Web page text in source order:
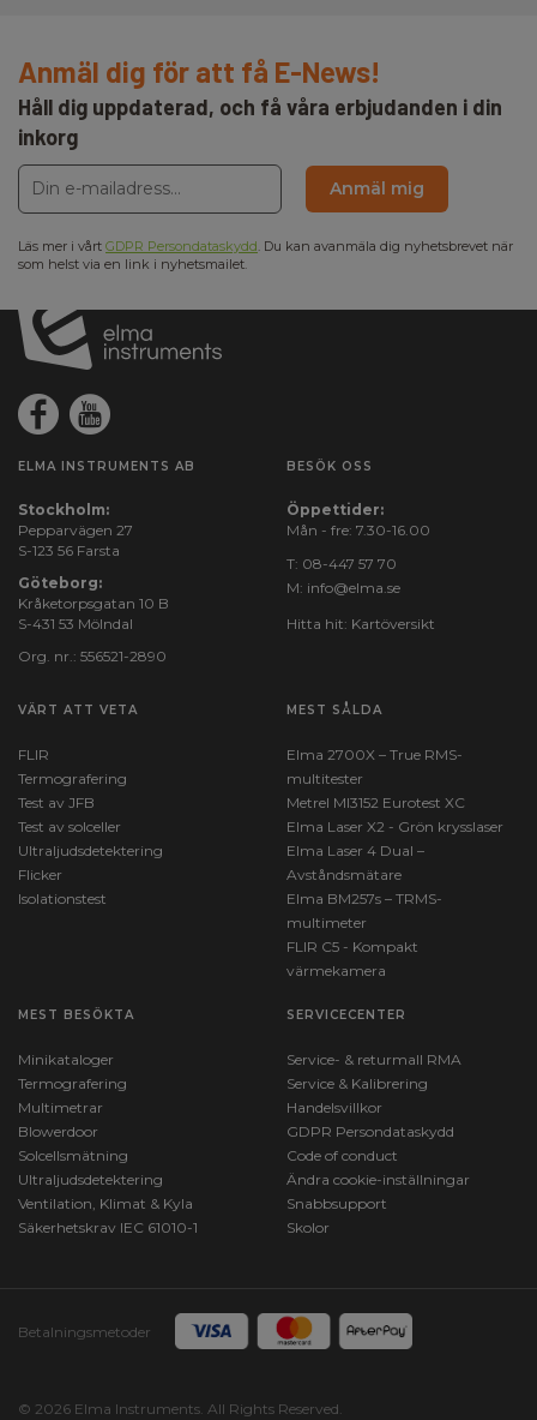
Anmäl dig för att få E-News!
Håll dig uppdaterad, och få våra erbjudanden i din
inkorg
Anmäl mig
Läs mer i vårt GDPR Persondataskydd. Du kan avanmäla dig nyhetsbrevet när
som helst via en link i nyhetsmailet.
ELMA INSTRUMENTS AB
Stockholm:
Pepparvägen 27
S-123 56 Farsta
Göteborg:
Kråketorpsgatan 10 B
S-431 53 Mölndal
Org. nr.: 556521-2890
BESÖK OSS
Öppettider:
Mån - fre: 7.30-16.00
T: 08-447 57 70
M: info@elma.se
Hitta hit: Kartöversikt
VÄRT ATT VETA
FLIR
Termografering
Test av JFB
Test av solceller
Ultraljudsdetektering
Flicker
Isolationstest
MEST SÅLDA
Elma 2700X – True RMS-
multitester
Metrel MI3152 Eurotest XC
Elma Laser X2 - Grön krysslaser
Elma Laser 4 Dual –
Avståndsmätare
Elma BM257s – TRMS-
multimeter
FLIR C5 - Kompakt
värmekamera
MEST BESÖKTA
Minikataloger
Termografering
Multimetrar
Blowerdoor
Solcellsmätning
Ultraljudsdetektering
Ventilation, Klimat & Kyla
Säkerhetskrav IEC 61010-1
SERVICECENTER
Service- & returmall RMA
Service & Kalibrering
Handelsvillkor
GDPR Persondataskydd
Code of conduct
Ändra cookie-inställningar
Snabbsupport
Skolor
Betalningsmetoder
© 2026 Elma Instruments. All Rights Reserved.